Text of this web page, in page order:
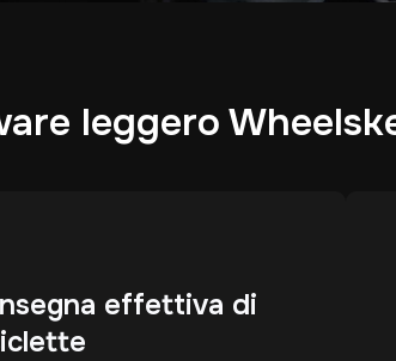
leggero
effettiva di